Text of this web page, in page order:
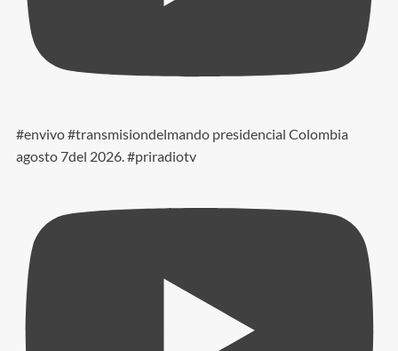
#envivo #transmisiondelmando presidencial Colombia
agosto 7del 2026. #priradiotv